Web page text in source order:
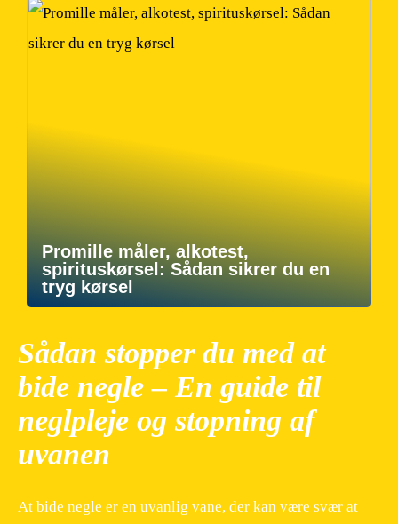
Promille måler, alkotest,
spirituskørsel: Sådan sikrer du en
tryg kørsel
Sådan stopper du med at
bide negle – En guide til
neglpleje og stopning af
uvanen
At bide negle er en uvanlig vane, der kan være svær at